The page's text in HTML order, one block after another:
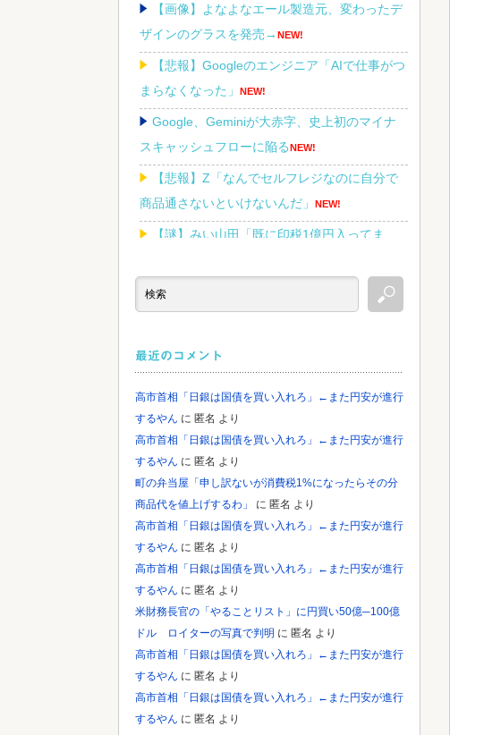
【画像】よなよなエール製造元、変わったデ
ザインのグラスを発売→ NEW!
【悲報】Googleのエンジニア「AIで仕事がつ
まらなくなった」
NEW!
Google、Geminiが大赤字、史上初のマイナ
スキャッシュフローに陥るNEW!
【悲報】Z「なんでセルフレジなのに自分で
商品通さないといけないんだ」
NEW!
【謎】みい山田「既に印税1億円入ってま
最近のコメント
高市首相「日銀は国債を買い入れろ」←また円安が進行
するやん に 匿名 より
高市首相「日銀は国債を買い入れろ」←また円安が進行
するやん に 匿名 より
町の弁当屋「申し訳ないが消費税1%になったらその分
商品代を値上げするわ」
に 匿名 より
高市首相「日銀は国債を買い入れろ」←また円安が進行
するやん に 匿名 より
高市首相「日銀は国債を買い入れろ」←また円安が進行
するやん に 匿名 より
米財務長官の「やることリスト」に円買い50億─100億
ドル ロイターの写真で判明 に 匿名 より
高市首相「日銀は国債を買い入れろ」←また円安が進行
するやん に 匿名 より
高市首相「日銀は国債を買い入れろ」←また円安が進行
するやん に 匿名 より